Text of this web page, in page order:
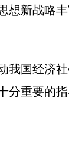
新战略
我国经济
重要的指